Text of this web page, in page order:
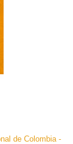
de Colombia -